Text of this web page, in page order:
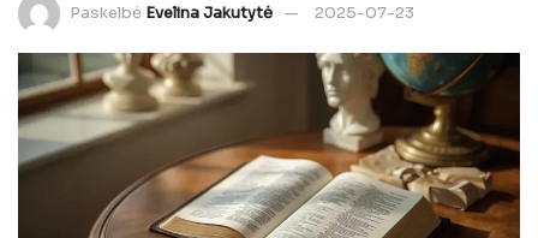
Paskelbė Evelina Jakutytė 2025-07-23